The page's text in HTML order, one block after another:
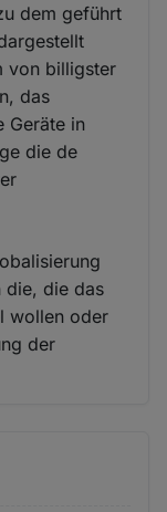
dem geführt
von billigster
das
Geräte in
die de
die, die das
wollen oder
der